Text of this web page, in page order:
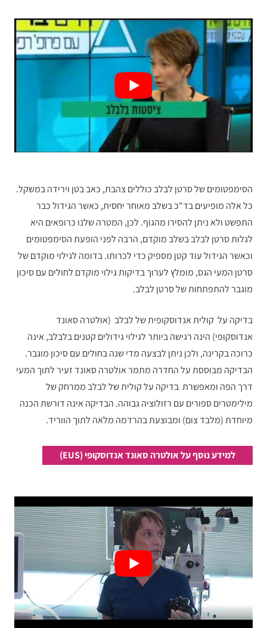
הסימפטומים של סרטן לבלב כוללים צהבת, כאב בטן וירידה במשקל.
כל אלה מופיעים בד"כ בשלב מאוחר יחסית, כאשר הגידול כבר
התפשט ולא ניתן להסירו מהגוף. לכן, המטרה שלנו כרופאים היא
לגלות סרטן לבלב בשלב מוקדם, הרבה לפני הופעת הסימפטומים
וכאשר הגידול עוד קטן מספיק כדי לכרותו. בדומה לגילוי מוקדם של
סרטן המעי הגס, מומלץ לערוך בדיקות גילוי מוקדם לחולים עם סיכון
מוגבר להתפתחות של סרטן לבלב.
בדיקה על קולית אנדוסקופית של לבלב (אולטרה סאונד
אנדוסקופי) הינה רגישה ביותר לגילוי גידולים קטנים בלבלב, אינה
כרוכה בקרינה, ולכן ניתן לבצעה מדי שנה בחולים עם סיכון מוגבר.
הבדיקה מבוססת על החדרה מתמר אולטרה סאונד זעיר לתוך המעי
דרך הפה ומאפשרת בדיקה על קולית של לבלב ממרחק של
מילימטרים ספורים עם רזולוציה גבוהה. הבדיקה אינה דורשת הכנה
מיוחדת (מלבד צום) ומבוצעת בהרדמה מלאה לתוך הווריד.
למידע נוסף על אולטרה סאונד אנדוסקופי (EUS)